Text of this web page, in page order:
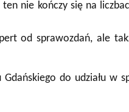
nie kończy się na
od sprawozdań, ale
do udziału w